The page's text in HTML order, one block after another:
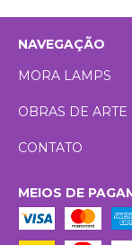
NAVEGAÇÃO
MORA LAMPS
OBRAS DE ARTE
CONTATO
MEIOS DE